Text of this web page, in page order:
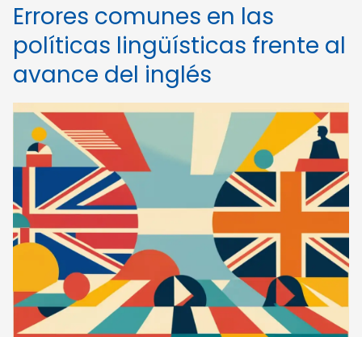
Errores comunes en las
políticas lingüísticas frente al
avance del inglés